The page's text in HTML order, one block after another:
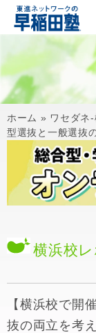
ホーム » ワセダネ
型選抜と一般選抜
横浜校
【横浜校で開
抜の両立を考